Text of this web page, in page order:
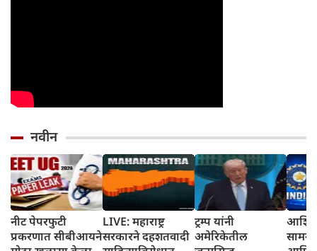
नवीन
नीट पेपरफुटी
प्रकरणात सीबीआयने
LIVE: महाराष्ट्र
सरकारने दहशतवादी
ट्रम्प यांनी
अमेरिकेतील